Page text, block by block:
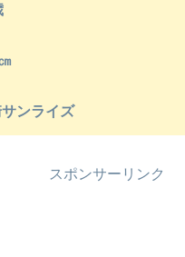
ンライズ
スポンサーリンク